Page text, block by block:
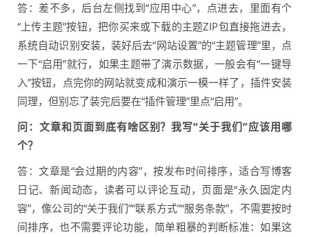
答：差不多，后台左侧找到“应用中心”，点进去，里面有个
“上传主题”按钮，把你买来或下载的主题ZIP包直接拖进去，
系统自动识别安装，装好后去“网站设置”的“主题管理”里，点
一下“启用”就行，如果主题带了演示数据，一般会有“一键导
入”按钮，点完你的网站就变成和演示一模一样了，插件安装
同理，但别忘了装完后要在“插件管理”里点“启用”。
问：文章和页面到底有啥区别？我写“关于我们”应该用哪
个？
答：文章是“会过期的内容”，按发布时间排序，适合写博客
日记、新闻动态，读者可以评论互动，页面是“永久固定内
容”，像公司的“关于我们”“联系方式”“服务条款”，不需要按时
间排序，也不需要评论功能，简单粗暴的判断标准：如果这